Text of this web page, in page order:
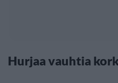
Hurjaa vauhtia